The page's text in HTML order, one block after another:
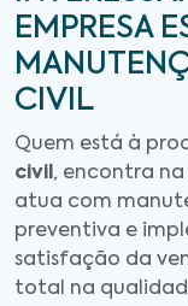
EMPRESA
CIVIL
Quem está à
civil, encontra na
atua com
preventiva e
satisfação da
total na